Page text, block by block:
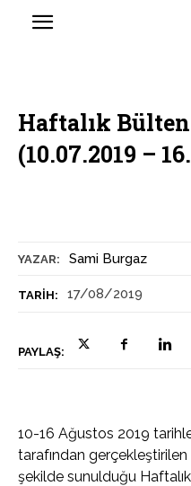
YAZAR: Sami Burgaz
TARIH: 17/08/2019
PAYLAŞ:
Haftalık Bülten
(10.07.2019 –
10-16 Ağustos 2019
tarafından
şekilde sunulduğu Haftalık